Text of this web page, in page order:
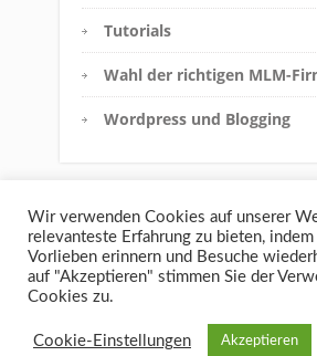
Tutorials
Wahl der richtigen MLM-
Wordpress und Blogging
Wir verwenden Cookies auf unserer
relevanteste Erfahrung zu bieten,
Vorlieben erinnern und Besuche
auf "Akzeptieren" stimmen Sie der
Cookies zu.
Cookie-Einstellungen Akzeptieren